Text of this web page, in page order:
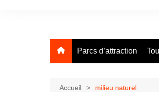
Parcs d’attraction
Accueil milieu naturel